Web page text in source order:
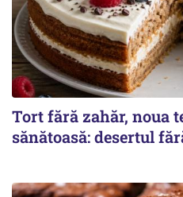
Tort fără zahăr, noua
sănătoasă: desertul